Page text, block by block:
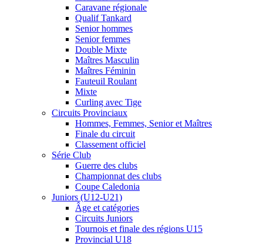
Caravane régionale
Qualif Tankard
Senior hommes
Senior femmes
Double Mixte
Maîtres Masculin
Maîtres Féminin
Fauteuil Roulant
Mixte
Curling avec Tige
Circuits Provinciaux
Hommes, Femmes, Senior et Maîtres
Finale du circuit
Classement officiel
Série Club
Guerre des clubs
Championnat des clubs
Coupe Caledonia
Juniors (U12-U21)
Âge et catégories
Circuits Juniors
Tournois et finale des régions U15
Provincial U18